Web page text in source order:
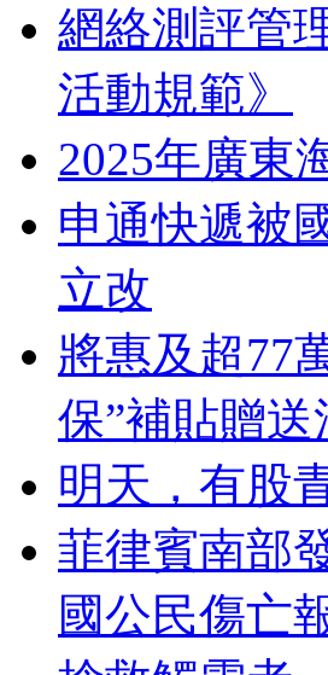
網絡測評管
活動規範》
2025年廣東
申通快遞被
立改
將惠及超77
保”補貼贈
明天，有股
菲律賓南部
國公民傷亡